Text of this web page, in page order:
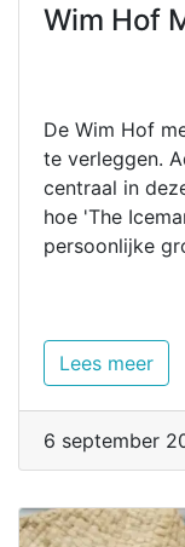
Wim Hof
De Wim Hof
te verleggen.
centraal in
hoe 'The
persoonlijke
Lees meer
6 september